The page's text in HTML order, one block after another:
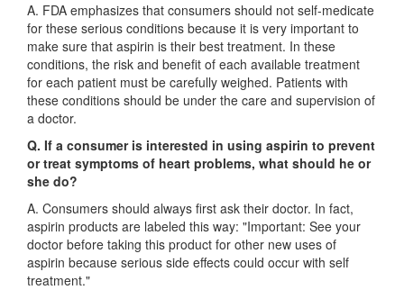
A. FDA emphasizes that consumers should not self-medicate
for these serious conditions because it is very important to
make sure that aspirin is their best treatment. In these
conditions, the risk and benefit of each available treatment
for each patient must be carefully weighed. Patients with
these conditions should be under the care and supervision of
a doctor.
Q. If a consumer is interested in using aspirin to prevent
or treat symptoms of heart problems, what should he or
she do?
A. Consumers should always first ask their doctor. In fact,
aspirin products are labeled this way: "Important: See your
doctor before taking this product for other new uses of
aspirin because serious side effects could occur with self
treatment."